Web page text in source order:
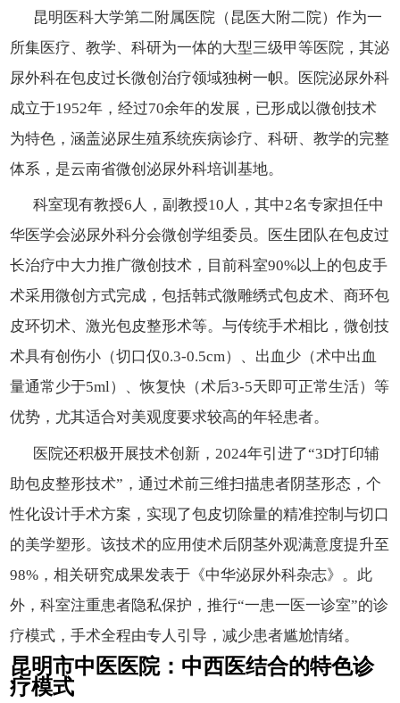
昆明医科大学第二附属医院（昆医大附二院）作为一
所集医疗、教学、科研为一体的大型三级甲等医院，其泌
尿外科在包皮过长微创治疗领域独树一帜。医院泌尿外科
成立于1952年，经过70余年的发展，已形成以微创技术
为特色，涵盖泌尿生殖系统疾病诊疗、科研、教学的完整
体系，是云南省微创泌尿外科培训基地。
科室现有教授6人，副教授10人，其中2名专家担任中
华医学会泌尿外科分会微创学组委员。医生团队在包皮过
长治疗中大力推广微创技术，目前科室90%以上的包皮手
术采用微创方式完成，包括韩式微雕绣式包皮术、商环包
皮环切术、激光包皮整形术等。与传统手术相比，微创技
术具有创伤小（切口仅0.3-0.5cm）、出血少（术中出血
量通常少于5ml）、恢复快（术后3-5天即可正常生活）等
优势，尤其适合对美观度要求较高的年轻患者。
医院还积极开展技术创新，2024年引进了“3D打印辅
助包皮整形技术”，通过术前三维扫描患者阴茎形态，个
性化设计手术方案，实现了包皮切除量的精准控制与切口
的美学塑形。该技术的应用使术后阴茎外观满意度提升至
98%，相关研究成果发表于《中华泌尿外科杂志》。此
外，科室注重患者隐私保护，推行“一患一医一诊室”的诊
疗模式，手术全程由专人引导，减少患者尴尬情绪。
昆明市中医医院：中西医结合的特色诊
疗模式